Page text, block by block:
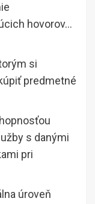
hovorov…
si
predmetné
s danými
pri
úroveň